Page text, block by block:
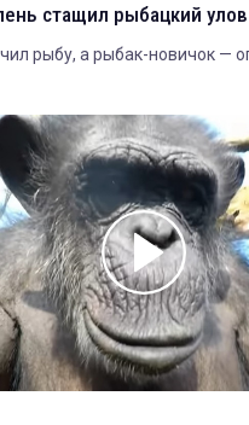
стащил рыбацкий улов
рыбу, а рыбак-новичок —